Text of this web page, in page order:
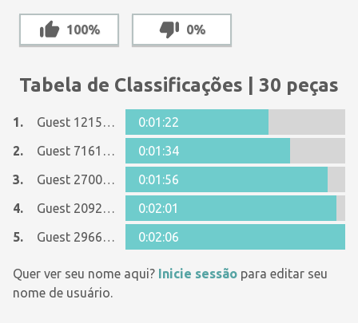
100% 0%
Tabela de Classificações | 30 peças
1. Guest 12152536
0:01:22
2.
Guest 7161152
0:01:34
3.
Guest 27006903
0:01:56
4.
Guest 2092818
0:02:01
5.
Guest 29668056 0:02:06
Quer ver seu nome aqui? Inicie sessão para editar seu
nome de usuário.